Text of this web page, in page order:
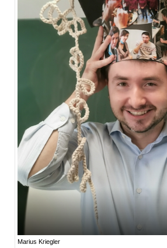
Marius Kriegler